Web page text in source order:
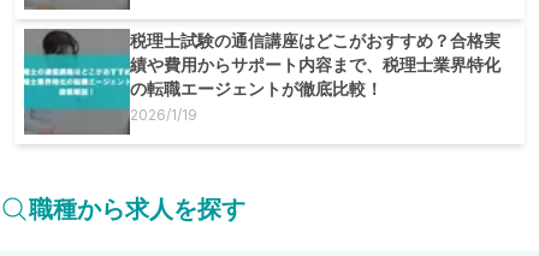
税理士試験の通信講座はどこがおすすめ？合格実
績や費用からサポート内容まで、税理士業界特化
の転職エージェントが徹底比較！
2026/1/19
職種から求人を探す